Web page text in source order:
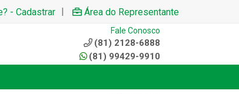
- Cadastrar | Área do Representante
Fale Conosco
(81) 2128-6888
(81) 99429-9910